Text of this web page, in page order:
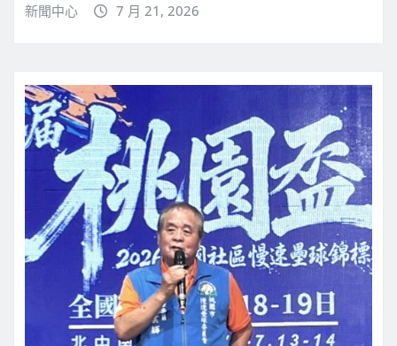
新聞中心 7 月 21, 2026